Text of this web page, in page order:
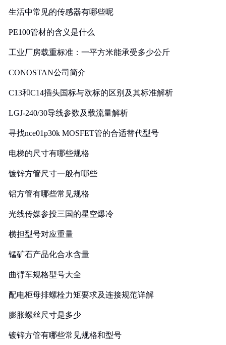
生活中常见的传感器有哪些呢
PE100管材的含义是什么
工业厂房载重标准：一平方米能承受多少公斤
CONOSTAN公司简介
C13和C14插头国标与欧标的区别及其标准解析
LGJ-240/30导线参数及载流量解析
寻找nce01p30k MOSFET管的合适替代型号
电梯的尺寸有哪些规格
镀锌方管尺寸一般有哪些
铝方管有哪些常见规格
光线传媒参投三国的星空爆冷
横担型号对应重量
锰矿石产品化合水含量
曲臂车规格型号大全
配电柜母排螺栓力矩要求及连接规范详解
膨胀螺丝尺寸是多少
镀锌方管有哪些常见规格和型号